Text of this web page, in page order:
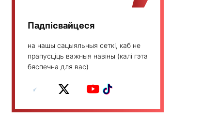
Падпісвайцеся
на нашы сацыяльныя сеткі, каб не
прапусціць важныя навіны (калі гэта
бяспечна для вас)